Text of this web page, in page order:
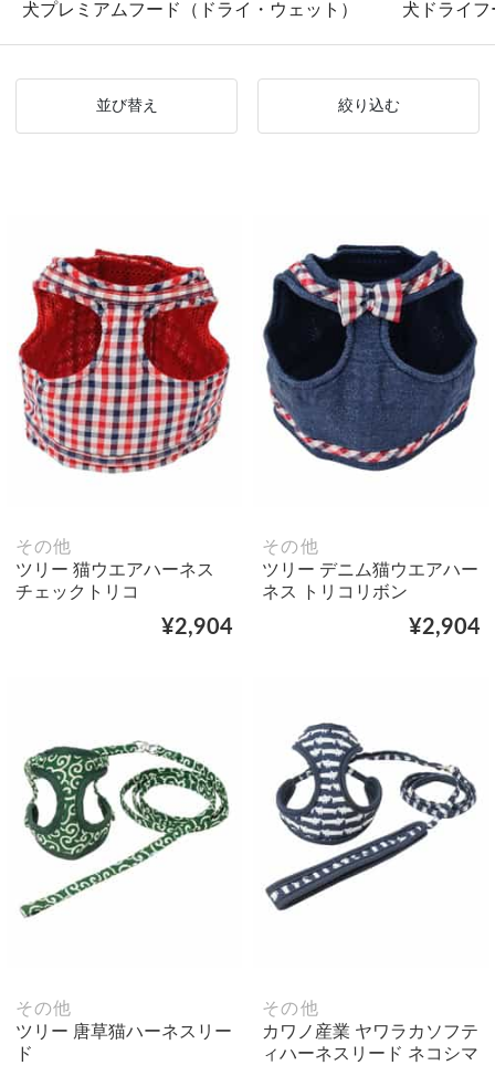
犬プレミアムフード（ドライ・ウェット） 犬ドライフ
並び替え 絞り込む
その他
ツリー 猫ウエアハーネス
チェックトリコ
¥2,904
その他
ツリー デニム猫ウエアハー
ネス トリコリボン
¥2,904
その他
ツリー 唐草猫ハーネスリー
ド
その他
カワノ産業 ヤワラカソフテ
ィハーネスリード ネコシマ